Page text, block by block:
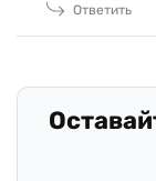
Ответить